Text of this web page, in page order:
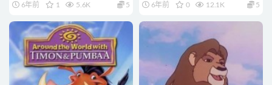
1080P/MP4/14.7G 动画片小狮
6年前 1 5.6K 5
720P/MP4/8.24G 动画片小狮
6年前 0 12.1K 5